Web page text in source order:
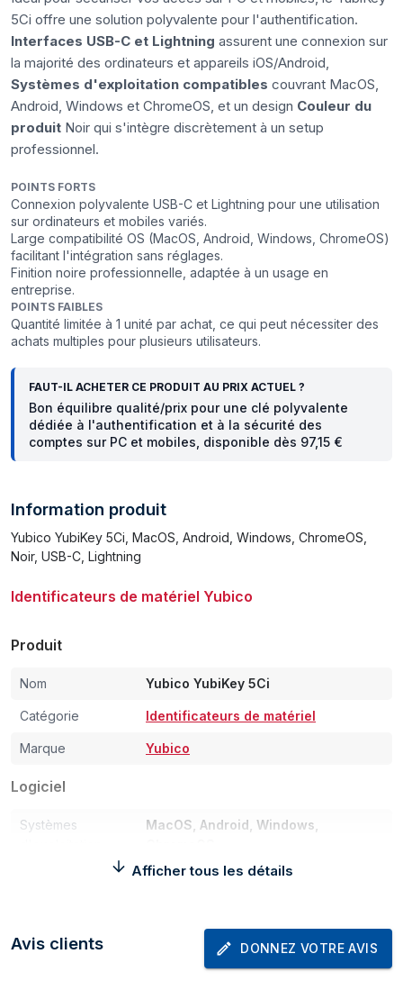
5Ci offre une solution polyvalente pour l'authentification.
Interfaces USB-C et Lightning assurent une connexion sur
la majorité des ordinateurs et appareils iOS/Android,
Systèmes d'exploitation compatibles couvrant MacOS,
Android, Windows et ChromeOS, et un design Couleur du
produit Noir qui s'intègre discrètement à un setup
professionnel.
POINTS FORTS
Connexion polyvalente USB-C et Lightning pour une utilisation
sur ordinateurs et mobiles variés.
Large compatibilité OS (MacOS, Android, Windows, ChromeOS)
facilitant l'intégration sans réglages.
Finition noire professionnelle, adaptée à un usage en
entreprise.
POINTS FAIBLES
Quantité limitée à 1 unité par achat, ce qui peut nécessiter des
achats multiples pour plusieurs utilisateurs.
FAUT-IL ACHETER CE PRODUIT AU PRIX ACTUEL ?
Bon équilibre qualité/prix pour une clé polyvalente
dédiée à l'authentification et à la sécurité des
comptes sur PC et mobiles, disponible dès 97,15 €
Information produit
Yubico YubiKey 5Ci, MacOS, Android, Windows, ChromeOS,
Noir, USB-C, Lightning
Identificateurs de matériel Yubico
Produit
Nom Yubico YubiKey 5Ci
Catégorie Identificateurs de matériel
Marque Yubico
Logiciel
Systèmes
MacOS, Android, Windows,
Couleur du produit
USB-C, Lightning
Afficher tous les détails
Avis clients DONNEZ VOTRE AVIS